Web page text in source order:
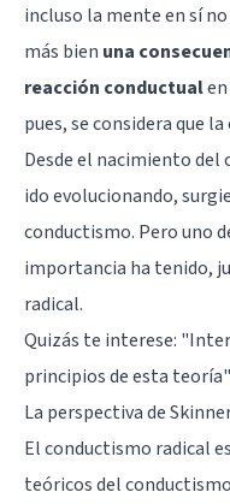
incluso la mente en sí
más bien una
reacción conductual
pues, se considera que
Desde el nacimiento
ido evolucionando,
conductismo. Pero uno
importancia ha tenido,
radical.
Quizás te interese: "
principios de esta teoría"
La perspectiva de
El conductismo radical
teóricos del